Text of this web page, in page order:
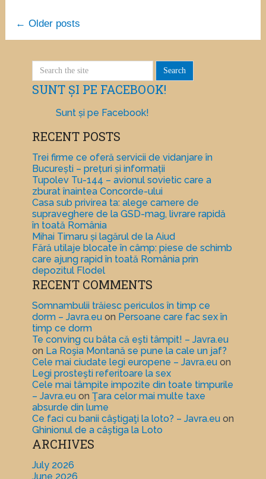
← Older posts
SUNT ȘI PE FACEBOOK!
Sunt și pe Facebook!
RECENT POSTS
Trei firme ce oferă servicii de vidanjare în
București – prețuri și informații
Tupolev Tu-144 – avionul sovietic care a
zburat înaintea Concorde-ului
Casa sub privirea ta: alege camere de
supraveghere de la GSD-mag, livrare rapidă
în toată România
Mihai Timaru și lagărul de la Aiud
Fără utilaje blocate în câmp: piese de schimb
care ajung rapid în toată România prin
depozitul Flodel
RECENT COMMENTS
Somnambulii trăiesc periculos în timp ce
dorm – Javra.euon Persoane care fac sex în
timp ce dorm
Te conving cu bâta că eşti tâmpit! – Javra.eu
on La Roşia Montană se pune la cale un jaf?
Cele mai ciudate legi europene – Javra.euon
Legi prosteşti referitoare la sex
Cele mai tâmpite impozite din toate timpurile
– Javra.euon Ţara celor mai multe taxe
absurde din lume
Ce faci cu banii câştigaţi la loto? – Javra.euon
Ghinionul de a câştiga la Loto
ARCHIVES
July 2026
June 2026